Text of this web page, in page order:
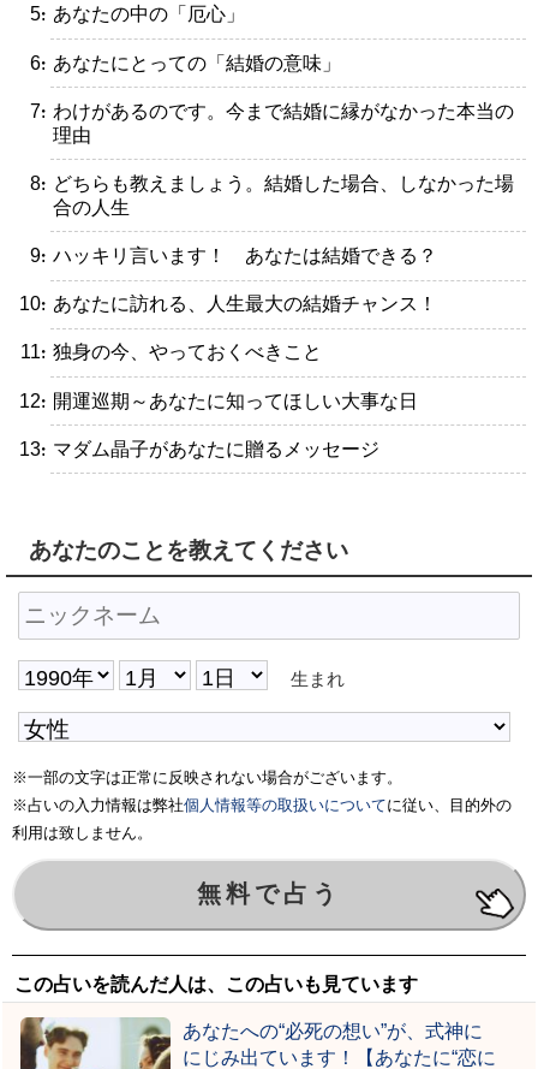
・あなたの中の「厄心」
・あなたにとっての「結婚の意味」
・わけがあるのです。今まで結婚に縁がなかった本当の
理由
・どちらも教えましょう。結婚した場合、しなかった場
合の人生
・ハッキリ言います！ あなたは結婚できる？
・あなたに訪れる、人生最大の結婚チャンス！
・独身の今、やっておくべきこと
・開運巡期～あなたに知ってほしい大事な日
・マダム晶子があなたに贈るメッセージ
あなたのことを教えてください
生まれ
※一部の文字は正常に反映されない場合がございます。
※占いの入力情報は弊社個人情報等の取扱いについてに従い、目的外の
利用は致しません。
この占いを読んだ人は、この占いも見ています
あなたへの“必死の想い”が、式神に
にじみ出ています！【あなたに“恋に